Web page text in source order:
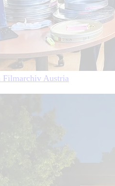
Filmarchiv Austria